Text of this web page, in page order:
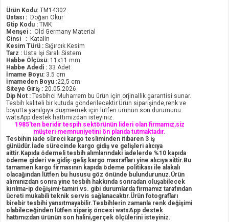
Ürün Kodu: TM14302
Ustası : Doğan Okur
Gtip Kodu : TMK
Menşei : Old Germany Material
Cinsi : Katalin
Kesim Türü : Sığırcık Kesim
Tarz : Usta İşi Sıralı Sistem
Habbe Ölçüsü: 11x11 mm
Habbe Adedi : 33 Adet
İmame Boyu: 3.5 cm
İmameden Boyu :22,5 cm
Siteye Giriş : 20.05.2026
Dip Not : Tesbihci Muharrem bu ürün için orjinallik garantisi sunar.
Tesbih kaliteli bir kutuda gönderilecektir.Ürün siparişinde,renk ve
boyutta yanılgıya düşmemek için lütfen ürünün son durumunu
watsApp destek hattımızdan isteyiniz.
1985'ten beridir tespih sektörünün lideri olan firmamız,siz
müşteri memnuniyetini ön planda tutmaktadır.
Tesbihin iade süreci kargo tesliminden itibaren 3 iş
günüdür.İade sürecinde kargo gidiş ve gelişleri alıcıya
aittir.Kapıda ödemeli tesbih alımlarındaki iadelerde %10 kapıda
ödeme gideri ve gidiş-geliş kargo masrafları yine alıcıya aittir.Bu
tamamen kargo firmasının kapıda ödeme politikası ile alakalı
olacağından lütfen bu hususu göz önünde bulundurunuz.Ürün
alımınızdan sonra yine tesbih hakkında sonradan oluşabilecek
kırılma-ip değişimi-tamiri vs. gibi durumlarda firmamız tarafından
ücreti mukabili teknik servis sağlanacaktır.Ürün fotografları
birebir tesbihi yansıtmayabilir.Tesbihlerin zamanla renk değişimi
olabileceğinden lütfen sipariş öncesi watsApp destek
hattımızdan ürünün son halini,gerçek ölçülerini isteyiniz.